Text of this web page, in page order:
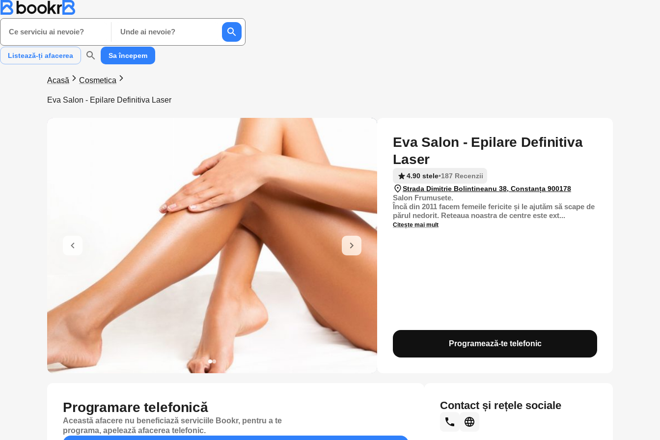
Ce serviciu ai nevoie? Unde ai nevoie?
Listează-ți afacerea Sa începem
Acasă Cosmetica
Eva Salon - Epilare Definitiva Laser
Eva Salon - Epilare Definitiva
Laser
4.90 stele•187 Recenzii
Strada Dimitrie Bolintineanu 38, Constanța 900178
Salon Frumusete.
Încă din 2011 facem femeile fericite și le ajutăm să scape de
părul nedorit. Reteaua noastra de centre este ext...
Citește mai mult
Programează-te telefonic
Programare telefonică
Această afacere nu beneficiază serviciile Bookr, pentru a te
programa, apelează afacerea telefonic.
Contact și rețele sociale